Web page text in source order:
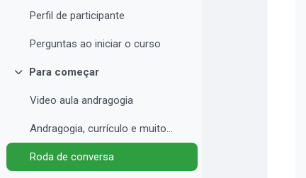
Perfil de participante
Perguntas ao iniciar o curso
Contrair
Para começar
Video aula andragogia
Andragogia, currículo e muito mais
Roda de conversa